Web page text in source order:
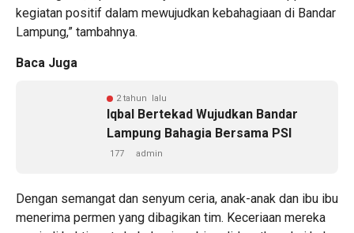
kegiatan positif dalam mewujudkan kebahagiaan di Bandar
Lampung,” tambahnya.
Baca Juga
2 tahun lalu
Iqbal Bertekad Wujudkan Bandar
Lampung Bahagia Bersama PSI
177 admin
Dengan semangat dan senyum ceria, anak-anak dan ibu ibu
menerima permen yang dibagikan tim. Keceriaan mereka